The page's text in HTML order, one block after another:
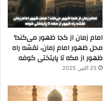
امام زمان از کجا ظهور می‌کند؟
محل ظهور امام زمان، نقشه راه
ظهور از مکه تا پایتختی کوفه
25 اکتبر, 2025